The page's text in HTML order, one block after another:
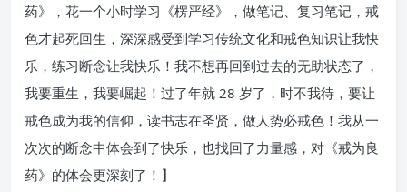
药》，花一个小时学习《楞严经》，做笔记、复习笔记，戒
色才起死回生，深深感受到学习传统文化和戒色知识让我快
乐，练习断念让我快乐！我不想再回到过去的无助状态了，
我要重生，我要崛起！过了年就 28 岁了，时不我待，要让
戒色成为我的信仰，读书志在圣贤，做人势必戒色！我从一
次次的断念中体会到了快乐，也找回了力量感，对《戒为良
药》的体会更深刻了！】